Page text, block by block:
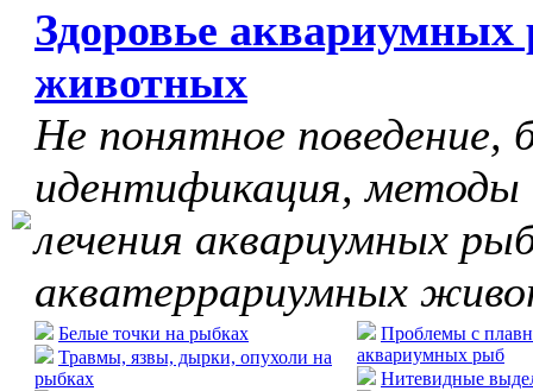
Здоровье
животных
Не понятное поведение,
идентификация, методы
лечения аквариумных
акватеррариумных
Белые точки на рыбках
Травмы, язвы, дырки, опухоли на
рыбках
Проблемы с
аквариумных рыб
Нитевидные